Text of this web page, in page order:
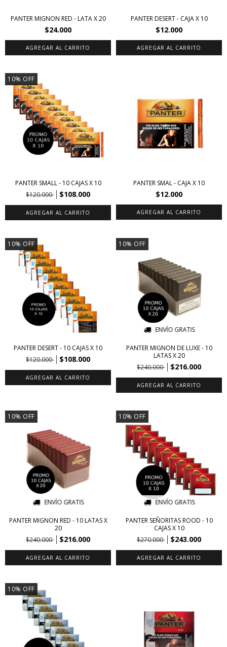
PANTER MIGNON RED - LATA X 20
$24.000
PANTER DESERT - CAJA X 10
$12.000
10% OFF
PANTER SMALL - 10 CAJAS X 10
$120.000
$108.000
PANTER SMAL - CAJA X 10
$12.000
10% OFF
PANTER DESERT - 10 CAJAS X 10
$120.000
$108.000
10% OFF
ENVÍO GRATIS
PANTER MIGNON DE LUXE - 10
LATAS X 20
$240.000
$216.000
10% OFF
ENVÍO GRATIS
PANTER MIGNON RED - 10 LATAS X
20
$240.000
$216.000
10% OFF
ENVÍO GRATIS
PANTER SEÑORITAS ROOD - 10
CAJAS X 10
$270.000
$243.000
10% OFF